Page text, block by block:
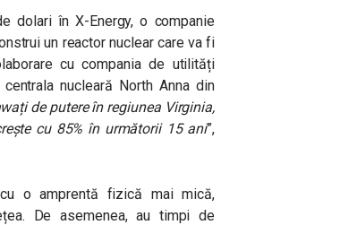
dolari în X-Energy, o companie
un reactor nuclear care va fi
cu compania de utilități
nucleară North Anna din
de putere în regiunea Virginia,
cu 85% în următorii 15 ani”,
o amprentă fizică mai mică,
De asemenea, au timpi de